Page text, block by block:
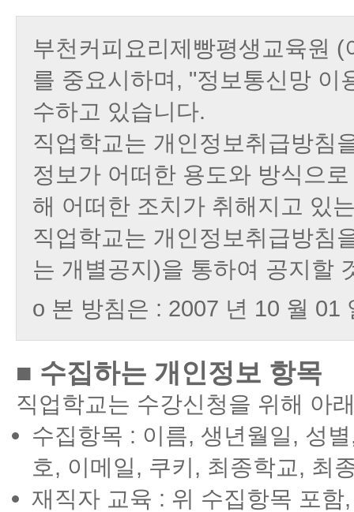
부천커피요리제빵평생교육원 (
를 중요시하며, "정보통신망 이
수하고 있습니다.
직업학교는 개인정보취급방침
정보가 어떠한 용도와 방식으
해 어떠한 조치가 취해지고 있
직업학교는 개인정보취급방침
는 개별공지)을 통하여 공지할
ο 본 방침은 : 2007 년 10 월 01
■ 수집하는 개인정보 항목
직업학교는 수강신청을 위해 아
수집항목 : 이름, 생년월일, 성
호, 이메일, 쿠키, 최종학교, 최
재직자 교육 : 위 수집항목 포